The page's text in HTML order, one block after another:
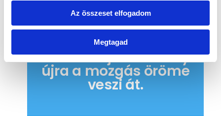
Az összeset elfogadom
Megtagad
Amikor a fájdalom helyét
újra a mozgás öröme
veszi át.